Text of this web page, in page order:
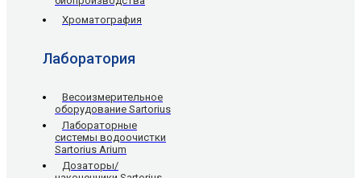
Хроматография
Лаборатория
Весоизмерительное
оборудование Sartorius
Лабораторные
системы водоочистки
Sartorius Arium
Дозаторы/